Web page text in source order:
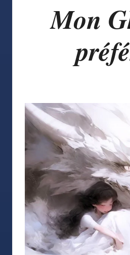
Mon